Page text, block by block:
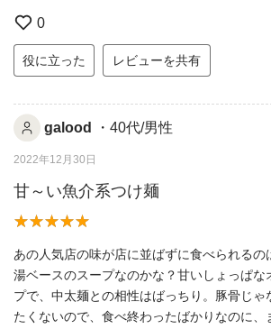
0
役に立った レビューを共有
galood ・40代/男性
2022年12月30日
甘～い魚介系つけ麺
あの人気店の味が店に並ばずに食べられるの
湯ベースのスープなのかな？甘いしょっぱな
プで、中太麺との相性はばっちり。豚骨じゃ
たくないので、食べ終わったばかりなのに、